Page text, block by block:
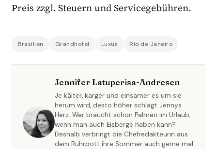
Preis zzgl. Steuern und Servicegebühren.
Brasilien Grandhotel Luxus Rio de Janeiro
Jennifer Latuperisa-Andresen
Je kälter, karger und einsamer es um sie
herum wird, desto höher schlägt Jennys
Herz. Wer braucht schon Palmen im Urlaub,
wenn man auch Eisberge haben kann?
Deshalb verbringt die Chefredakteurin aus
dem Ruhrpott ihre Sommer auch gerne mal